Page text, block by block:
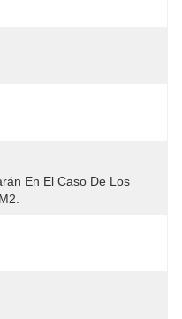
En El Caso De Los